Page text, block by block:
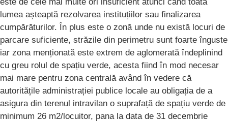
lumea așteaptă rezolvarea instituțiilor sau finalizarea
cumpărăturilor. În plus este o zonă unde nu există locuri de
parcare suficiente, străzile din perimetru sunt foarte înguste
iar zona menționată este extrem de aglomerată îndeplinind
cu greu rolul de spațiu verde, acesta fiind în mod necesar
mai mare pentru zona centrală având în vedere că
autoritățile administrației publice locale au obligația de a
asigura din terenul intravilan o suprafață de spațiu verde de
minimum 26 m2/locuitor, pana la data de 31 decembrie